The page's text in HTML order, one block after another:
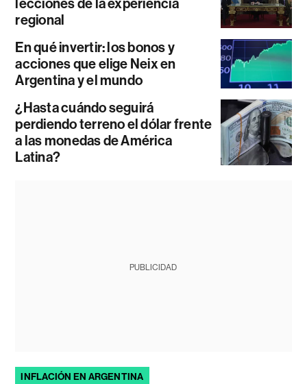
lecciones de la experiencia
regional
En qué invertir: los bonos y
acciones que elige Neix en
Argentina y el mundo
¿Hasta cuándo seguirá
perdiendo terreno el dólar frente
a las monedas de América
Latina?
PUBLICIDAD
INFLACIÓN EN ARGENTINA